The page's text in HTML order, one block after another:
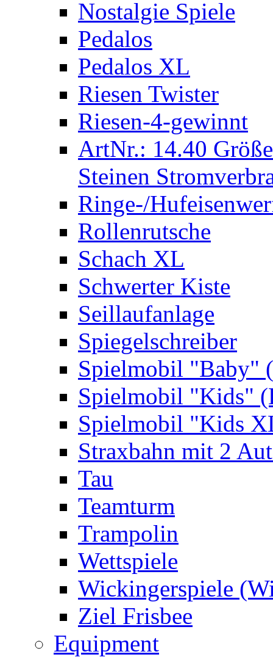
Nostalgie Spiele
Pedalos
Pedalos XL
Riesen Twister
Riesen-4-gewinnt
ArtNr.: 14.40
Steinen
Ringe-/
Rollenrutsche
Schach XL
Schwerter Kiste
Seillaufanlage
Spiegelschreiber
Spielmobil "Baby"
Spielmobil "Kids"
Spielmobil "Kids
Straxbahn mit 2
Tau
Teamturm
Trampolin
Wettspiele
Wickingerspiele
Ziel Frisbee
Equipment